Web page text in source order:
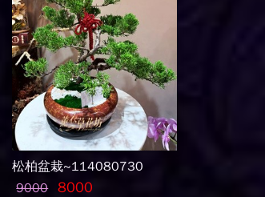
松柏盆栽~114080730
9000 8000